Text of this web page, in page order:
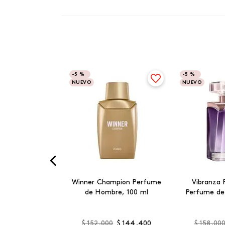
-5 %
NUEVO
Winner Champion Perfume
de Hombre, 100 ml
-5 %
NUEVO
Vibranza
Perfume